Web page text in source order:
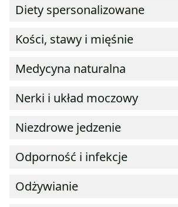
Diety spersonalizowane
Kości, stawy i mięśnie
Medycyna naturalna
Nerki i układ moczowy
Niezdrowe jedzenie
Odporność i infekcje
Odżywianie